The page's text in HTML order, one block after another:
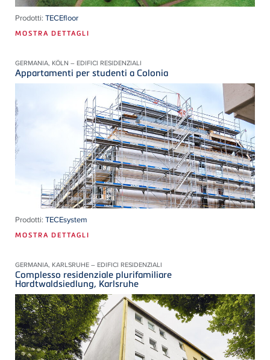
Prodotti: TECEfloor
MOSTRA DETTAGLI
GERMANIA, KÖLN – EDIFICI RESIDENZIALI
Appartamenti per studenti a Colonia
Prodotti: TECEsystem
MOSTRA DETTAGLI
GERMANIA, KARLSRUHE – EDIFICI RESIDENZIALI
Complesso residenziale plurifamiliare
Hardtwaldsiedlung, Karlsruhe